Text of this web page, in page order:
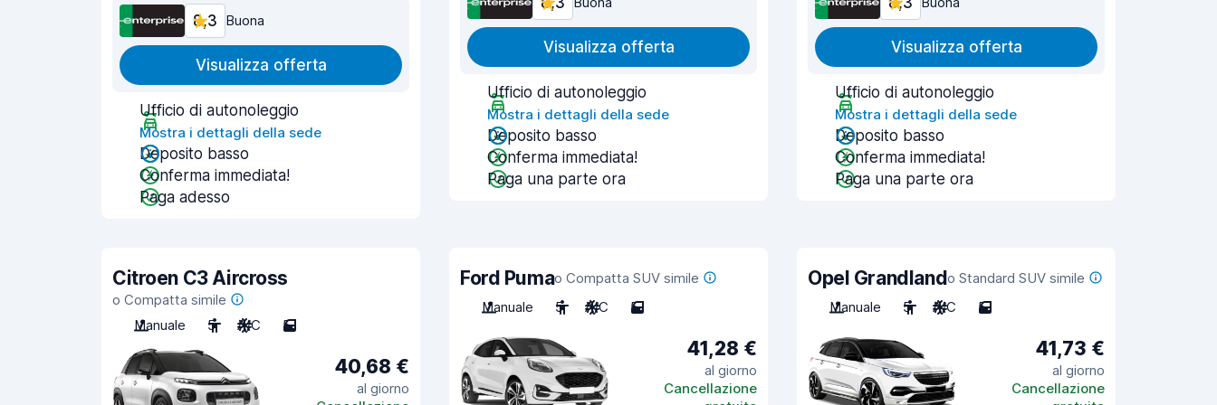
8,3 Buona
Visualizza offerta
Ufficio di autonoleggio
Mostra i dettagli della sede
Deposito basso
Conferma immediata!
Paga adesso
Visualizza offerta
Ufficio di autonoleggio
Mostra i dettagli della sede
Deposito basso
Conferma immediata!
Paga una parte ora
Visualizza offerta
Ufficio di autonoleggio
Mostra i dettagli della sede
Deposito basso
Conferma immediata!
Paga una parte ora
Citroen C3 Aircross
o Compatta simile
Manuale
5 A/C 5
40,68 €
al giorno
Ford Pumao Compatta SUV simile
Manuale
5 A/C 5
41,28 €
al giorno
Cancellazione
Opel Grandlando Standard SUV simile
Manuale
5 A/C 5
41,73 €
al giorno
Cancellazione